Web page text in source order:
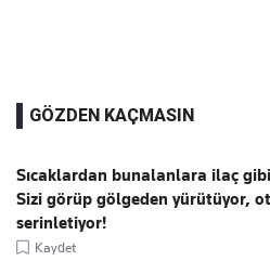
GÖZDEN KAÇMASIN
Sıcaklardan bunalanlara ilaç
Sizi görüp gölgeden yürütüyor,
serinletiyor!
Kaydet